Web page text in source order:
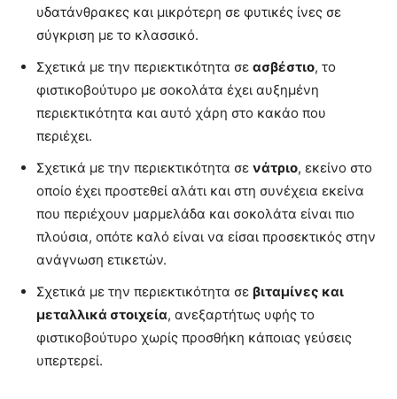
υδατάνθρακες και μικρότερη σε φυτικές ίνες σε
σύγκριση με το κλασσικό.
Σχετικά με την περιεκτικότητα σε ασβέστιο, το
φιστικοβούτυρο με σοκολάτα έχει αυξημένη
περιεκτικότητα και αυτό χάρη στο κακάο που
περιέχει.
Σχετικά με την περιεκτικότητα σε νάτριο, εκείνο στο
οποίο έχει προστεθεί αλάτι και στη συνέχεια εκείνα
που περιέχουν μαρμελάδα και σοκολάτα είναι πιο
πλούσια, οπότε καλό είναι να είσαι προσεκτικός στην
ανάγνωση ετικετών.
Σχετικά με την περιεκτικότητα σε βιταμίνες και
μεταλλικά στοιχεία, ανεξαρτήτως υφής το
φιστικοβούτυρο χωρίς προσθήκη κάποιας γεύσεις
υπερτερεί.